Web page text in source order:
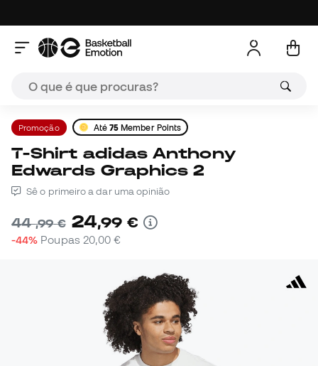
Promoção Até 75 Member Points
T-Shirt adidas Anthony
Edwards Graphics 2
Sê o primeiro a dar uma opinião
44,99 € 24,99 €
-44% Poupas 20,00 €